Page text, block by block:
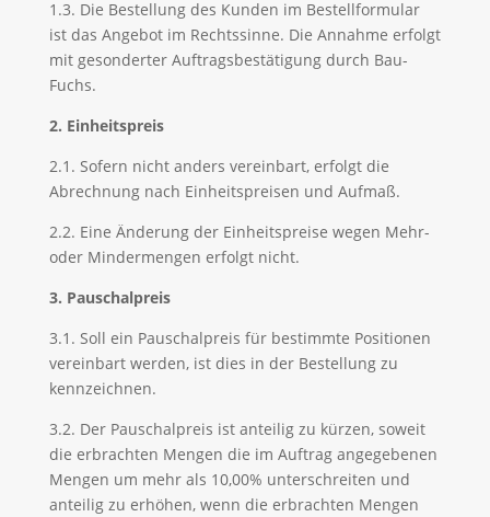
1.3. Die Bestellung des Kunden im Bestellformular
ist das Angebot im Rechtssinne. Die Annahme erfolgt
mit gesonderter Auftragsbestätigung durch Bau-
Fuchs.
2. Einheitspreis
2.1. Sofern nicht anders vereinbart, erfolgt die
Abrechnung nach Einheitspreisen und Aufmaß.
2.2. Eine Änderung der Einheitspreise wegen Mehr-
oder Mindermengen erfolgt nicht.
3. Pauschalpreis
3.1. Soll ein Pauschalpreis für bestimmte Positionen
vereinbart werden, ist dies in der Bestellung zu
kennzeichnen.
3.2. Der Pauschalpreis ist anteilig zu kürzen, soweit
die erbrachten Mengen die im Auftrag angegebenen
Mengen um mehr als 10,00% unterschreiten und
anteilig zu erhöhen, wenn die erbrachten Mengen